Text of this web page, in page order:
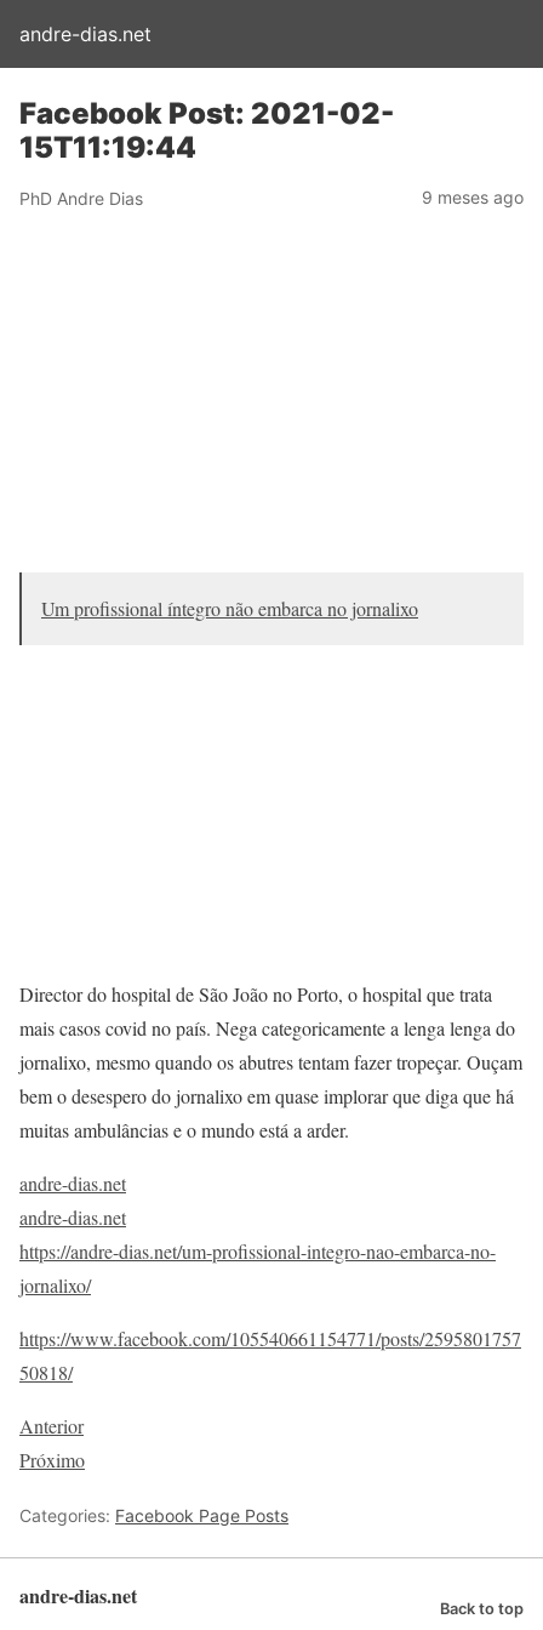
andre-dias.net
Facebook Post: 2021-02-
15T11:19:44
PhD Andre Dias 9 meses ago
Um profissional íntegro não embarca no jornalixo
Director do hospital de São João no Porto, o hospital que trata
mais casos covid no país. Nega categoricamente a lenga lenga do
jornalixo, mesmo quando os abutres tentam fazer tropeçar. Ouçam
bem o desespero do jornalixo em quase implorar que diga que há
muitas ambulâncias e o mundo está a arder.
andre-dias.net
andre-dias.net
https://andre-dias.net/um-profissional-integro-nao-embarca-no-
jornalixo/
https://www.facebook.com/105540661154771/posts/2595801757
50818/
Anterior
Próximo
Categories: Facebook Page Posts
andre-dias.net Back to top